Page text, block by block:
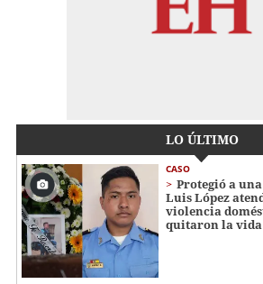
LO ÚLTIMO
CASO
Protegió a
Luis López
violencia
quitaron la vida